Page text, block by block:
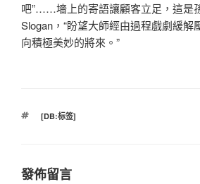
吧”……墻上的寄語讓顧客立足，這是
Slogan，“盼望大師經由過程戲劇緩解
向積極美妙的將來。”
標
[DB:标签]
發佈留言